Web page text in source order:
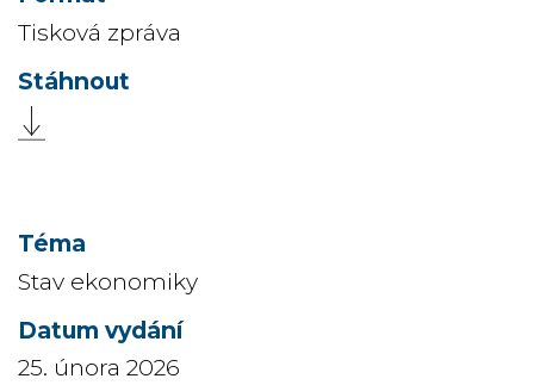
Tisková zpráva
Stav ekonomiky
25. února 2026